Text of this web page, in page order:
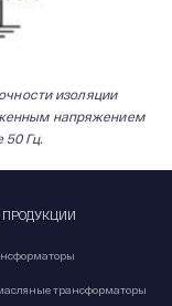
изоляции
напряжением
50 Гц.
ПРОДУКЦИИ
трансформаторы